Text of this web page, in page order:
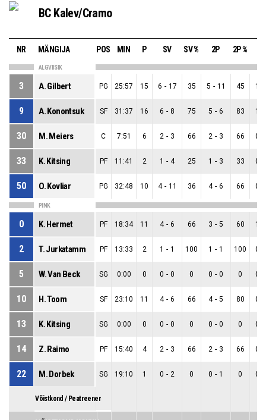
BC Kalev/Cramo
NR MÄNGIJA POS MIN P SV SV % 2P 2P %
ALGVIISIK
3 A. Gilbert PG 25:57 15 6 - 17 35 5 - 11 45 1
9 A. Konontsuk SF 31:37 16 6 - 8 75 5 - 6 83 1
30 M. Meiers C 7:51 6 2 - 3 66 2 - 3 66 0
33 K. Kitsing PF 11:41 2 1 - 4 25 1 - 3 33 0
50 O. Kovliar PG 32:48 10 4 - 11 36 4 - 6 66 0
PINK
0 K. Hermet PF 18:34 11 4 - 6 66 3 - 5 60 1
2 T. Jurkatamm PF 13:33 2 1 - 1 100 1 - 1 100 0
5 W. Van Beck SG 0:00 0 0 - 0 0 0 - 0 0 0
10 H. Toom SF 23:10 11 4 - 6 66 4 - 5 80 0
13 K. Kitsing SG 0:00 0 0 - 0 0 0 - 0 0 0
14 Z. Raimo PF 15:40 4 2 - 3 66 2 - 3 66 0
22 M. Dorbek SG 19:10 1 0 - 2 0 0 - 1 0 0
Võistkond / Peatreener